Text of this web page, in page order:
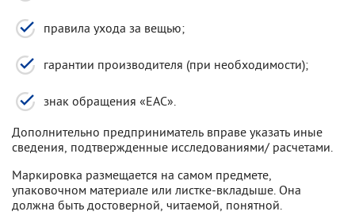
правила ухода за вещью;
гарантии производителя (при необходимости);
знак обращения «ЕАС».
Дополнительно предприниматель вправе указать иные
сведения, подтвержденные исследованиями/ расчетами.
Маркировка размещается на самом предмете,
упаковочном материале или листке-вкладыше. Она
должна быть достоверной, читаемой, понятной.